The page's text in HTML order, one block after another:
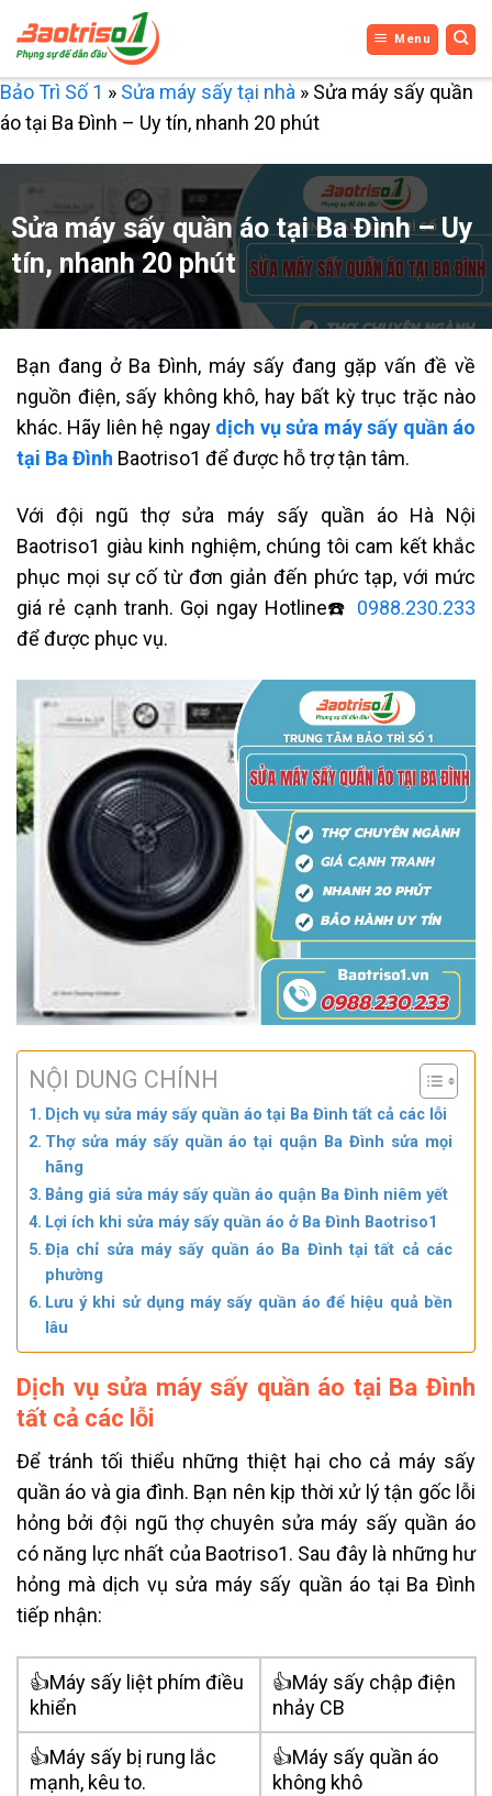
qua
nội
dung
Menu
Bảo Trì Số 1 » Sửa máy sấy tại nhà » Sửa máy sấy quần
áo tại Ba Đình – Uy tín, nhanh 20 phút
Sửa máy sấy quần áo tại Ba Đình – Uy
tín, nhanh 20 phút
Bạn đang ở Ba Đình, máy sấy đang gặp vấn đề về
nguồn điện, sấy không khô, hay bất kỳ trục trặc nào
khác. Hãy liên hệ ngay dịch vụ sửa máy sấy quần áo
tại Ba Đình Baotriso1 để được hỗ trợ tận tâm.
Với đội ngũ thợ sửa máy sấy quần áo Hà Nội
Baotriso1 giàu kinh nghiệm, chúng tôi cam kết khắc
phục mọi sự cố từ đơn giản đến phức tạp, với mức
giá rẻ cạnh tranh. Gọi ngay Hotline☎️ 0988.230.233
để được phục vụ.
NỘI DUNG CHÍNH
Dịch vụ sửa máy sấy quần áo tại Ba Đình tất cả các lỗi
Thợ sửa máy sấy quần áo tại quận Ba Đình sửa mọi
hãng
Bảng giá sửa máy sấy quần áo quận Ba Đình niêm yết
Lợi ích khi sửa máy sấy quần áo ở Ba Đình Baotriso1
Địa chỉ sửa máy sấy quần áo Ba Đình tại tất cả các
phường
Lưu ý khi sử dụng máy sấy quần áo để hiệu quả bền
lâu
Dịch vụ sửa máy sấy quần áo tại Ba Đình
tất cả các lỗi
Để tránh tối thiểu những thiệt hại cho cả máy sấy
quần áo và gia đình. Bạn nên kịp thời xử lý tận gốc lỗi
hỏng bởi đội ngũ thợ chuyên sửa máy sấy quần áo
có năng lực nhất của Baotriso1. Sau đây là những hư
hỏng mà dịch vụ sửa máy sấy quần áo tại Ba Đình
tiếp nhận:
👍Máy sấy liệt phím điều
khiển
👍Máy sấy chập điện
nhảy CB
👍Máy sấy bị rung lắc
mạnh, kêu to.
👍Máy sấy quần áo
không khô